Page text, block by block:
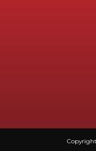
Copyright